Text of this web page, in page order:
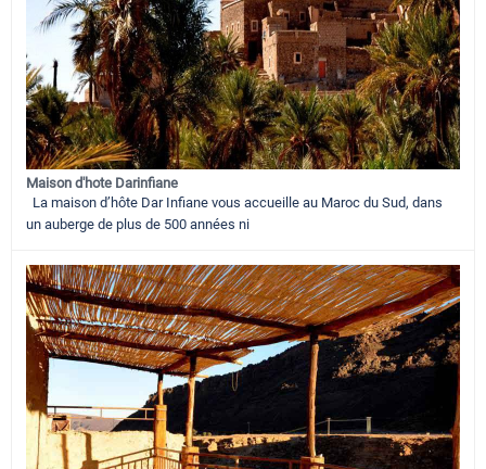
Maison d'hote Darinfiane
La maison d’hôte Dar Infiane vous accueille au Maroc du Sud, dans
un auberge de plus de 500 années ni